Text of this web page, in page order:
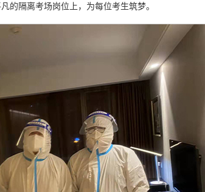
的隔离考场岗位上，为每位考生筑梦。